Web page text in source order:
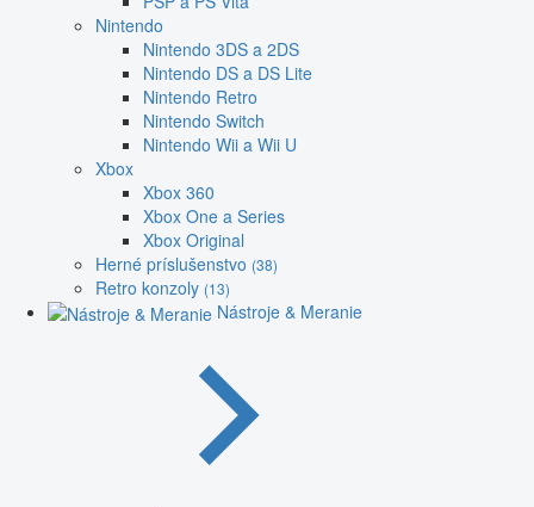
Nintendo
Nintendo 3DS a 2DS
Nintendo DS a DS Lite
Nintendo Retro
Nintendo Switch
Nintendo Wii a Wii U
Xbox
Xbox 360
Xbox One a Series
Xbox Original
Herné príslušenstvo (38)
Retro konzoly (13)
Nástroje & Meranie